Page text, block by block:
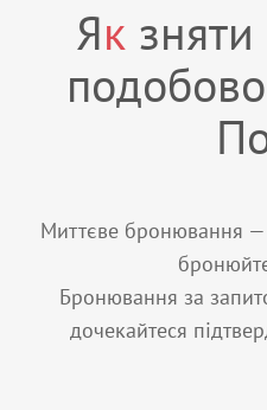
Як
Миттєве бронювання —
Бронювання за
дочекайтеся